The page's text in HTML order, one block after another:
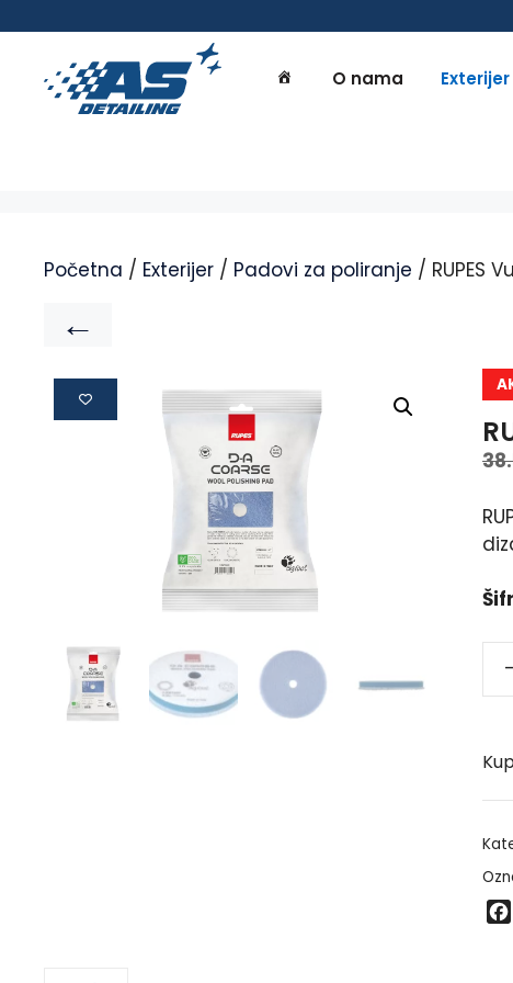
O nama Exterijer
Početna / Exterijer / Padovi za poliranje / RUPES
←
-